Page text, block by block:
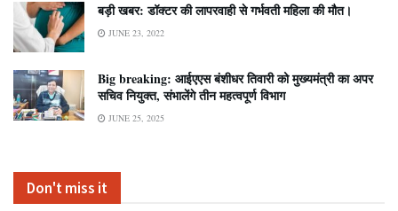
बड़ी खबर: डॉक्टर की लापरवाही से गर्भवती महिला की मौत।
JUNE 23, 2022
Big breaking: आईएएस बंशीधर तिवारी को मुख्यमंत्री का अपर
सचिव नियुक्त, संभालेंगे तीन महत्वपूर्ण विभाग
JUNE 25, 2025
Don't miss it